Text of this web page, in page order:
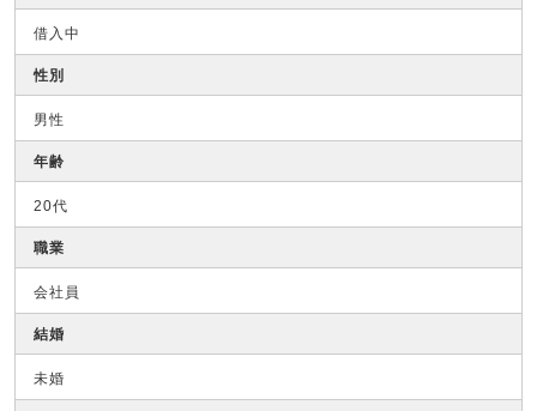
借入中
性別
男性
年齢
20代
職業
会社員
結婚
未婚